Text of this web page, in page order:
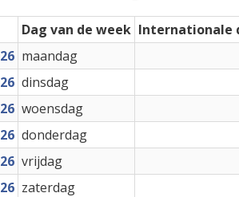
Dag van de week Internationale
maandag
dinsdag
woensdag
donderdag
vrijdag
zaterdag